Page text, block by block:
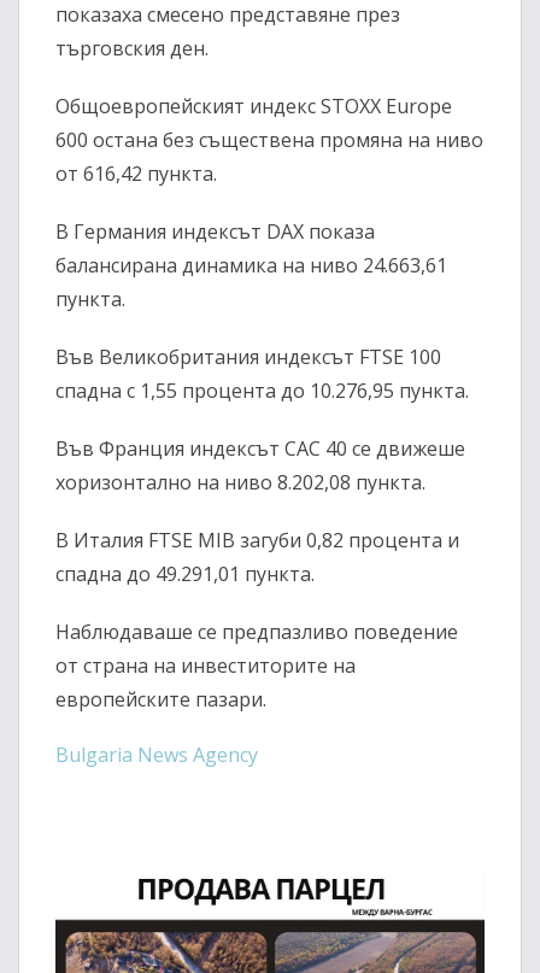
показаха смесено представяне през
търговския ден.
Общоевропейският индексSTOXX Europe
600 остана без съществена промяна на ниво
от 616,42 пункта.
В Германия индексът DAX показа
балансирана динамика на ниво 24.663,61
пункта.
Във Великобритания индексът FTSE 100
спадна с 1,55 процента до 10.276,95 пункта.
Във Франция индексът CAC 40 се движеше
хоризонтално на ниво 8.202,08 пункта.
В Италия FTSE MIB загуби 0,82 процента и
спадна до 49.291,01 пункта.
Наблюдаваше се предпазливо поведение
от страна на инвеститорите на
европейските пазари.
Bulgaria News Agency